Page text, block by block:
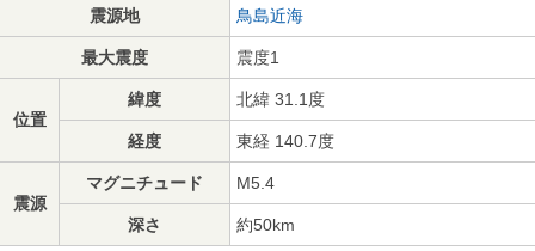
震源地 鳥島近海
最大震度 震度1
位置
緯度 北緯 31.1度
経度 東経 140.7度
震源
マグニチュード M5.4
深さ 約50km